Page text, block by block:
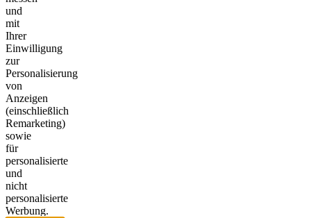
und
mit
Ihrer
Einwilligung
zur
Personalisierung
von
Anzeigen
(einschließlich
Remarketing)
sowie
für
personalisierte
und
nicht
personalisierte
Werbung.